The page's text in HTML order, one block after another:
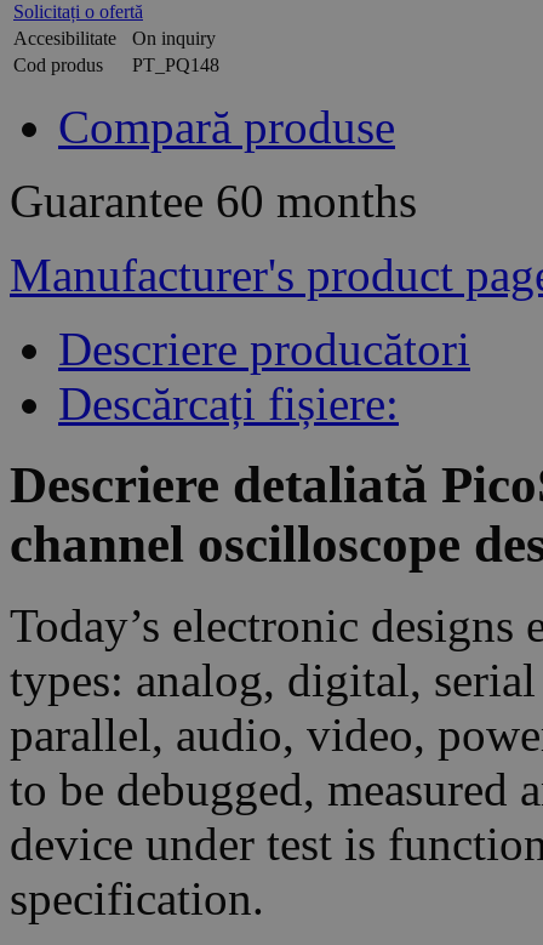
Solicitați o ofertă
Accesibilitate
On inquiry
Cod produs
PT_PQ148
Compară produse
Guarantee 60 months
Manufacturer's product
Descriere producători
Descărcați fișiere:
Descriere detaliată
channel oscilloscope
Today’s electronic
types: analog, digital,
parallel, audio, video,
to be debugged, measured
device under test is
specification.